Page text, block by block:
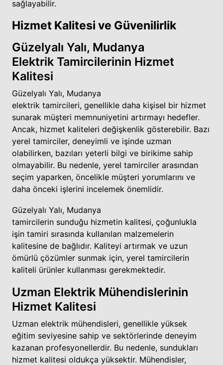
sağlayabilir.
Hizmet Kalitesi ve Güvenilirlik
Güzelyalı Yalı, Mudanya
Elektrik Tamircilerinin Hizmet
Kalitesi
Güzelyalı Yalı, Mudanya
elektrik tamircileri, genellikle daha kişisel bir hizmet
sunarak müşteri memnuniyetini artırmayı hedefler.
Ancak, hizmet kaliteleri değişkenlik gösterebilir. Bazı
yerel tamirciler, deneyimli ve işinde uzman
olabilirken, bazıları yeterli bilgi ve birikime sahip
olmayabilir. Bu nedenle, yerel tamirciler arasından
seçim yaparken, öncelikle müşteri yorumlarını ve
daha önceki işlerini incelemek önemlidir.
Güzelyalı Yalı, Mudanya
tamircilerin sunduğu hizmetin kalitesi, çoğunlukla
işin tamiri sırasında kullanılan malzemelerin
kalitesine de bağlıdır. Kaliteyi artırmak ve uzun
ömürlü çözümler sunmak için, yerel tamircilerin
kaliteli ürünler kullanması gerekmektedir.
Uzman Elektrik Mühendislerinin
Hizmet Kalitesi
Uzman elektrik mühendisleri, genellikle yüksek
eğitim seviyesine sahip ve sektörlerinde deneyim
kazanan profesyonellerdir. Bu nedenle, sundukları
hizmet kalitesi oldukça yüksektir. Mühendisler,